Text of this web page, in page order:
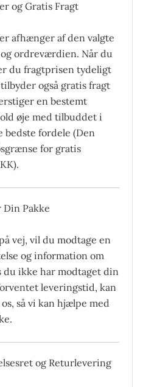
og Gratis Fragt
afhænger af den valgte
ordreværdien. Når du
du fragtprisen tydeligt
også gratis fragt
en bestemt
øje med tilbuddet i
bedste fordele (Den
for gratis
Din Pakke
vej, vil du modtage en
og information om
du ikke har modtaget din
leveringstid, kan
så vi kan hjælpe med
og Returlevering